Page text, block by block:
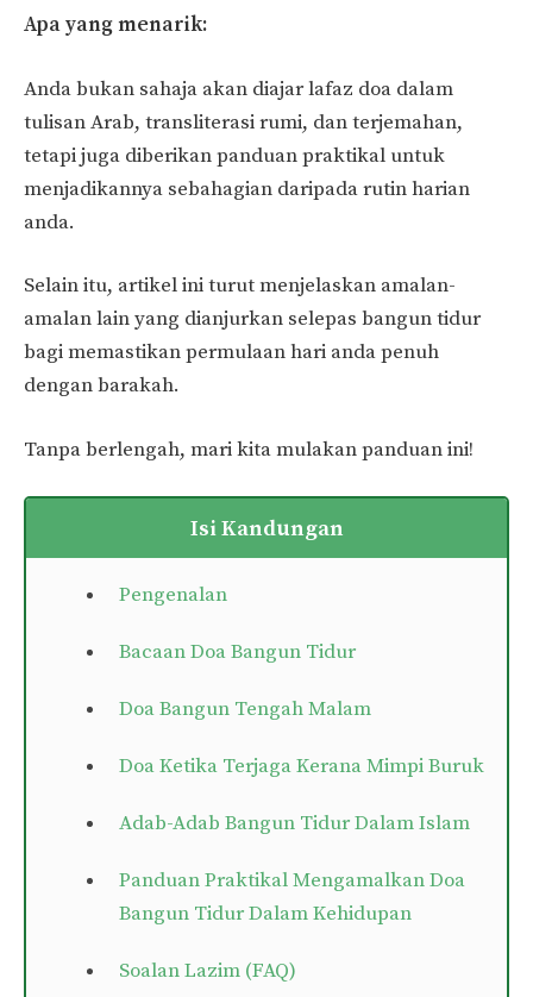
Apa yang menarik:
Anda bukan sahaja akan diajar lafaz doa dalam
tulisan Arab, transliterasi rumi, dan terjemahan,
tetapi juga diberikan panduan praktikal untuk
menjadikannya sebahagian daripada rutin harian
anda.
Selain itu, artikel ini turut menjelaskan amalan-
amalan lain yang dianjurkan selepas bangun tidur
bagi memastikan permulaan hari anda penuh
dengan barakah.
Tanpa berlengah, mari kita mulakan panduan ini!
Isi Kandungan
Pengenalan
Bacaan Doa Bangun Tidur
Doa Bangun Tengah Malam
Doa Ketika Terjaga Kerana Mimpi Buruk
Adab-Adab Bangun Tidur Dalam Islam
Panduan Praktikal Mengamalkan Doa
Bangun Tidur Dalam Kehidupan
Soalan Lazim (FAQ)